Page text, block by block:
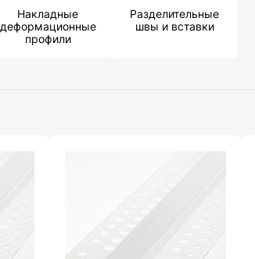
Накладные
деформационные
профили
Разделительные
швы и вставки